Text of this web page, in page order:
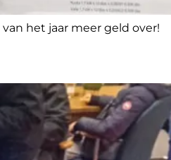
het jaar meer geld over!